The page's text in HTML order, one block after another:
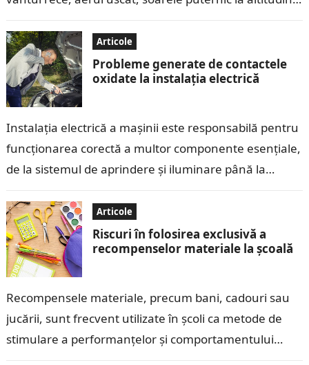
Articole
Probleme generate de contactele
oxidate la instalația electrică
Instalația electrică a mașinii este responsabilă pentru
funcționarea corectă a multor componente esențiale,
de la sistemul de aprindere și iluminare până la
electrice, care…
Articole
Riscuri în folosirea exclusivă a
recompenselor materiale la școală
Recompensele materiale, precum bani, cadouri sau
jucării, sunt frecvent utilizate în școli ca metode de
stimulare a performanțelor și comportamentului